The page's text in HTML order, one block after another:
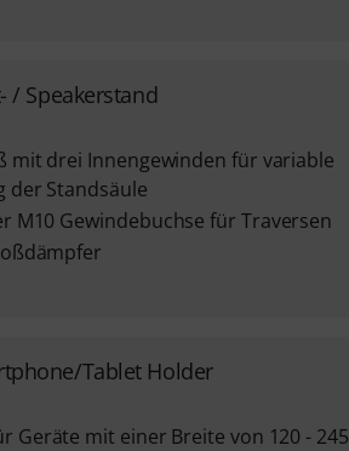
/ Speakerstand
mit drei Innengewinden für variable
der Standsäule
M10 Gewindebuchse für Traversen
Tablet Holder
Geräte mit einer Breite von 120 - 245